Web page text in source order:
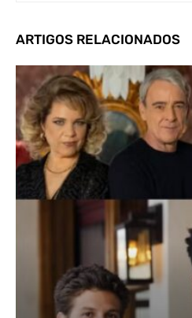
ARTIGOS RELACIONADOS